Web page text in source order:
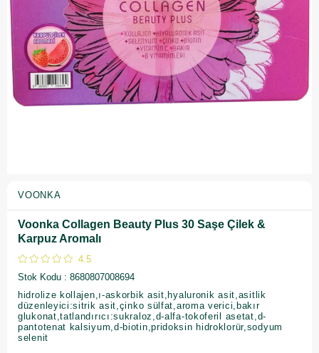
VOONKA
Voonka Collagen Beauty Plus 30 Saşe Çilek &
Karpuz Aromalı
4.5
Stok Kodu
8680807008694
hidrolize kollajen,ı-askorbik asit,hyaluronik asit,asitlik
düzenleyici:sitrik asit,çinko sülfat,aroma verici,bakır
glukonat,tatlandırıcı:sukraloz,d-alfa-tokoferil asetat,d-
pantotenat kalsiyum,d-biotin,pridoksin hidroklorür,sodyum
selenit